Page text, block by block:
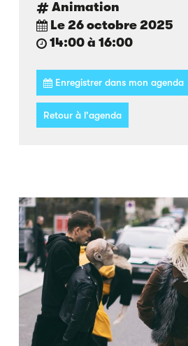
Animation
Le 26 octobre 2025
14:00 à 16:00
Enregistrer dans mon agenda
Retour à l'agenda